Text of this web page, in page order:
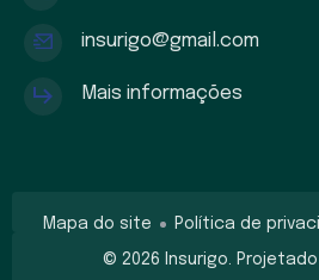
insurigo@gmail.com
Mais informações
© 2026 Insurigo.
Mapa do site Política de